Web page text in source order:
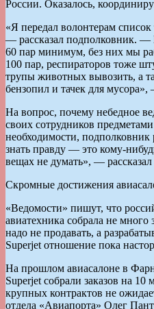
России. Оказалось,
«Я передал волонтерам
— рассказал подполковник.
60 пар минимум, без них мы
100 пар, респираторов тоже
трупы животных вывозить, а
бензопил и тачек для
На вопрос, почему небедное
своих сотрудников
необходимости, подполковник
знать правду — это кому-
вещах не думать», —
Скромные достижения
«Ведомости» пишут, что
авиатехника собрала не
надо не продавать, а
Superjet отношение пока
На прошлом авиасалоне в
Superjet собрали заказов на 10
крупных контрактов не
отдела «Авиапорта» Олег